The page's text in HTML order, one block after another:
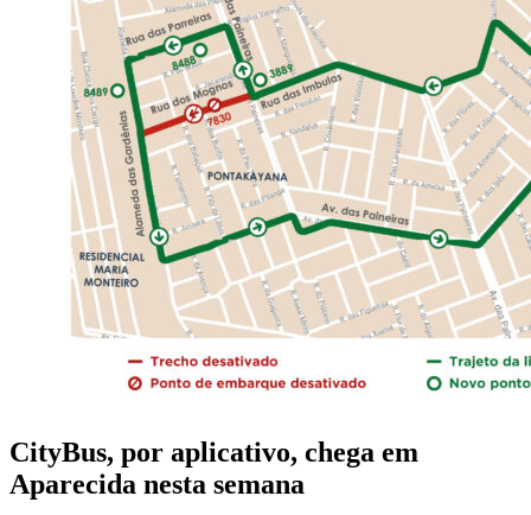
CityBus, por aplicativo, chega em
Aparecida nesta semana